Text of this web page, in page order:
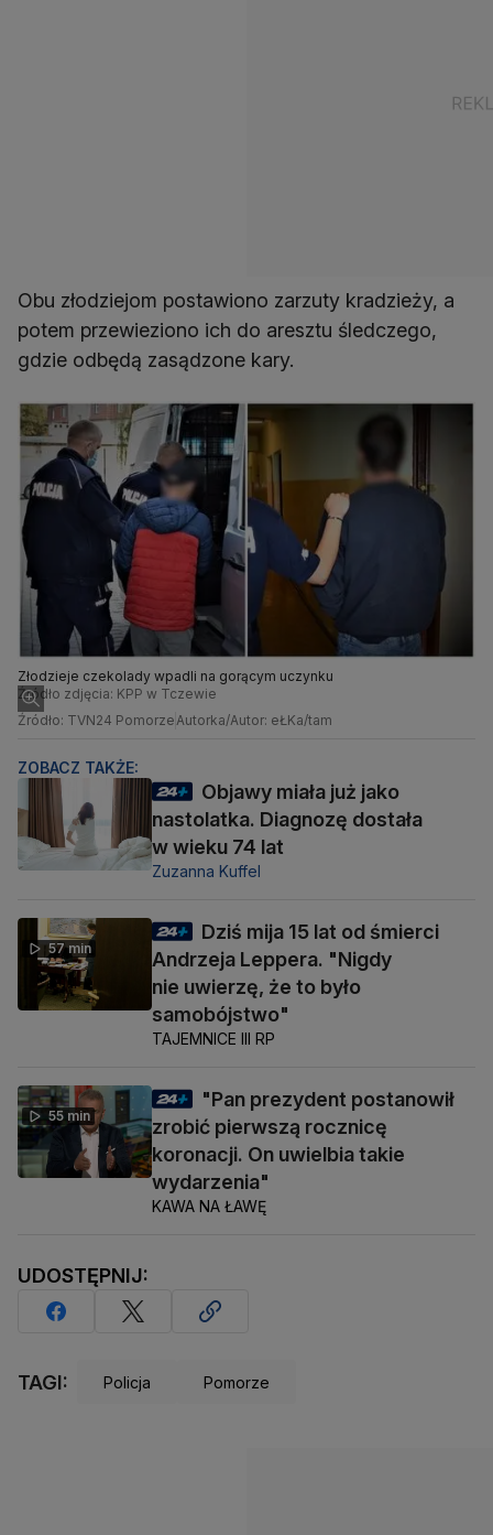
Obu złodziejom postawiono zarzuty kradzieży, a
potem przewieziono ich do aresztu śledczego,
gdzie odbędą zasądzone kary.
Złodzieje czekolady wpadli na gorącym uczynku
Źródło zdjęcia: KPP w Tczewie
Źródło: TVN24 PomorzeAutorka/Autor: eŁKa/tam
ZOBACZ TAKŻE:
Objawy miała już jako
nastolatka. Diagnozę dostała
w wieku 74 lat
Zuzanna Kuffel
57 min
Dziś mija 15 lat od śmierci
Andrzeja Leppera. "Nigdy
nie uwierzę, że to było
samobójstwo"
TAJEMNICE III RP
55 min
"Pan prezydent postanowił
zrobić pierwszą rocznicę
koronacji. On uwielbia takie
wydarzenia"
KAWA NA ŁAWĘ
UDOSTĘPNIJ:
TAGI: Policja Pomorze